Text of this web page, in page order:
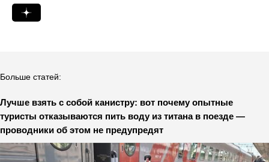
Больше статей:
Лучше взять с собой канистру: вот почему опытные
туристы отказываются пить воду из титана в поезде —
проводники об этом не предупредят